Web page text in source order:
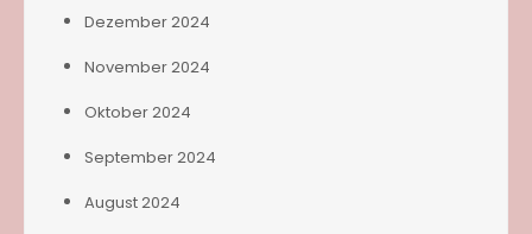
Dezember 2024
November 2024
Oktober 2024
September 2024
August 2024